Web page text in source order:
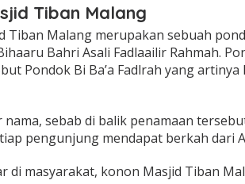
S
e
a
Tiban Malang
Tiban Malang merupakan sebuah
Bahri Asali Fadlaailir Rahmah.
Pondok Bi Ba’a Fadlrah yang
nama, sebab di balik penamaan
pengunjung mendapat berkah dari
di masyarakat, konon Masjid Tiban